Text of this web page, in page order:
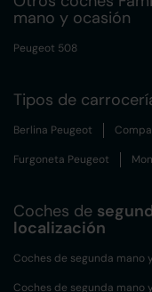
mano y ocasión
Peugeot 508
Tipos de
Berlina Peugeot
Furgoneta Peugeot
Coches de
localización
Coches de segunda mano
Coches de segunda mano